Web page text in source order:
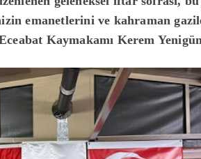
emanetlerini ve kahraman
Kaymakamı Kerem